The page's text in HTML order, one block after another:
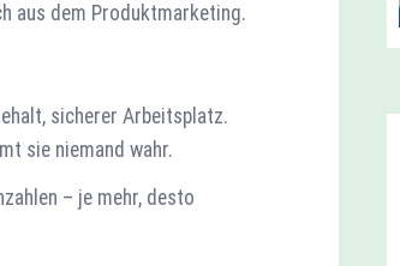
aus dem Produktmarketing.
sicherer Arbeitsplatz.
sie niemand wahr.
– je mehr, desto